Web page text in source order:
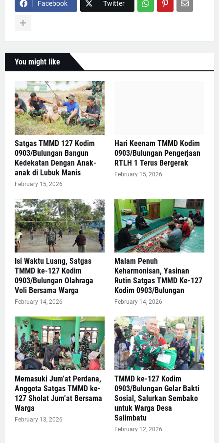
Facebook Twitter
You might like
Satgas TMMD 127 Kodim
0903/Bulungan Bangun
Kedekatan Dengan Anak-
anak di Lubuk Manis
February 15, 2026
Hari Keenam TMMD Kodim
0903/Bulungan Pengerjaan
RTLH 1 Terus Bergerak
February 15, 2026
Isi Waktu Luang, Satgas
TMMD ke-127 Kodim
0903/Bulungan Olahraga
Voli Bersama Warga
February 14, 2026
Malam Penuh
Keharmonisan, Yasinan
Rutin Satgas TMMD Ke-127
Kodim 0903/Bulungan
February 14, 2026
Memasuki Jum’at Perdana,
Anggota Satgas TMMD ke-
127 Sholat Jum’at Bersama
Warga
February 13, 2026
TMMD ke-127 Kodim
0903/Bulungan Gelar Bakti
Sosial, Salurkan Sembako
untuk Warga Desa
Salimbatu
February 12, 2026